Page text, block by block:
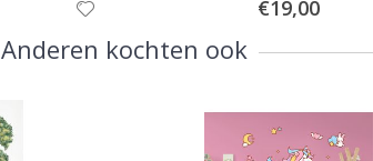
Price
€19,00
Anderen kochten ook